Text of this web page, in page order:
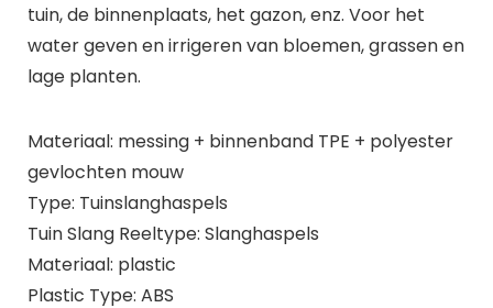
tuin, de binnenplaats, het gazon, enz. Voor het
water geven en irrigeren van bloemen, grassen en
lage planten.
Materiaal: messing + binnenband TPE + polyester
gevlochten mouw
Type: Tuinslanghaspels
Tuin Slang Reeltype: Slanghaspels
Materiaal: plastic
Plastic Type: ABS